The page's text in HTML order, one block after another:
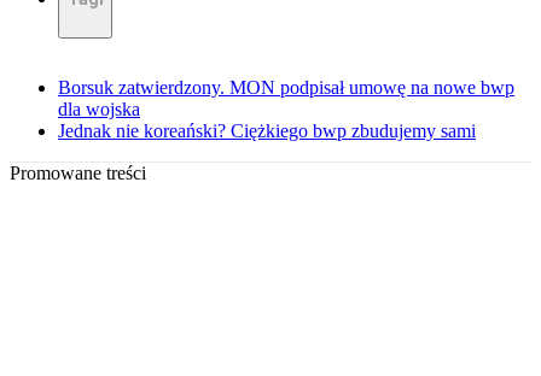
Borsuk zatwierdzony. MON podpisał umowę na nowe bwp
dla wojska
Jednak nie koreański? Ciężkiego bwp zbudujemy sami
Promowane treści